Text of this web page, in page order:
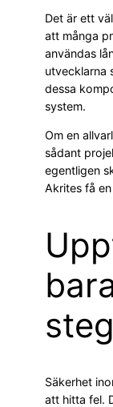
Det är ett
att många
användas
utvecklarna
dessa
system.
Om en
sådant
egentligen
Akrites få
Säkerhet
att hitta fel.